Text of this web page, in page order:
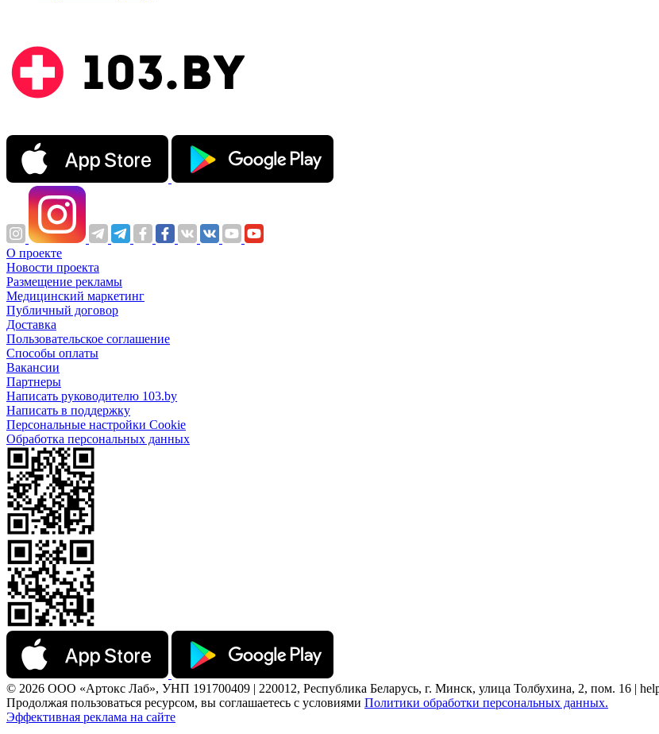
О проекте
Новости проекта
Размещение рекламы
Медицинский маркетинг
Публичный договор
Доставка
Пользовательское соглашение
Способы оплаты
Вакансии
Партнеры
Написать руководителю 103.by
Написать в поддержку
Персональные настройки Cookie
Обработка персональных данных
© 2026 ООО «Артокс Лаб», УНП 191700409 | 220012, Республика Беларусь, г. Минск, улица Толбухина, 2, пом. 16 |
Продолжая пользоваться ресурсом, вы соглашаетесь с условиями Политики обработки персональных данных.
Эффективная реклама на сайте